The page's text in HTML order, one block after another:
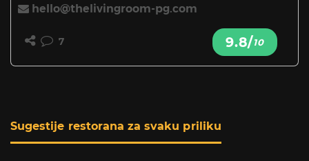
hello@thelivingroom-pg.com
7 9.8/10
Sugestije restorana za svaku priliku